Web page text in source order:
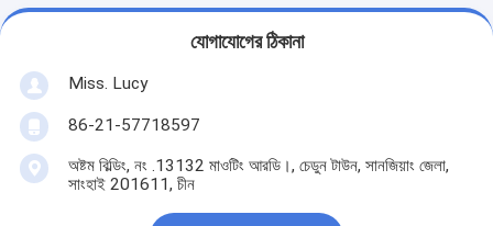
যোগাযোগের ঠিকানা
Miss. Lucy
86-21-57718597
অষ্টম বিল্ডিং, নং .13132 মাওটিং আরডি।, চেডুন টাউন, সানজিয়াং জেলা,
সাংহাই 201611, চীন